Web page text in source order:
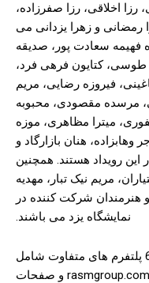
اخلاقی، رزا صفرزاده،
رمضانی و زهرا یزدانی می
فهیمه سعادت پور، صدیقه
طوسی، کتایون فرهی فرد،
فیروزه رضایی، مریم
مرسده مقصودی، محبوبه
میترا مظاهری، موزه
هنان بازارگاد و
رویداد هستند. همچنین
مریم نیک تبار، مهدیه
هنرمندان شرکت کننده در
نمایشگاه یزد می باشند.
علاقمندان جهت بازدید می‌توانند در 6 پلتفرم های متفاوت شامل
وبسایت گروه هنری رسم به آدرس rasmgroup.com و صفحات